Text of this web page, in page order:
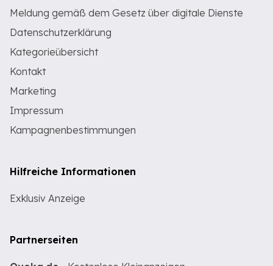
Meldung gemäß dem Gesetz über digitale Dienste
Datenschutzerklärung
Kategorieübersicht
Kontakt
Marketing
Impressum
Kampagnenbestimmungen
Hilfreiche Informationen
Exklusiv Anzeige
Partnerseiten